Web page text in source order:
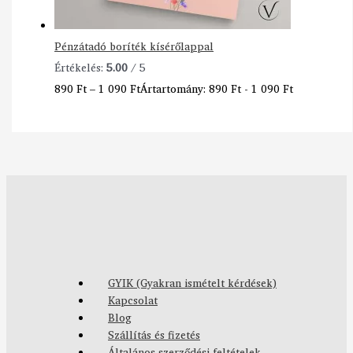
Pénzátadó boríték kísérőlappal
Értékelés:5.00/ 5
890Ft–1 090FtÁrtartomány: 890 Ft - 1 090 Ft
GYIK (Gyakran ismételt kérdések)
Kapcsolat
Blog
Szállítás és fizetés